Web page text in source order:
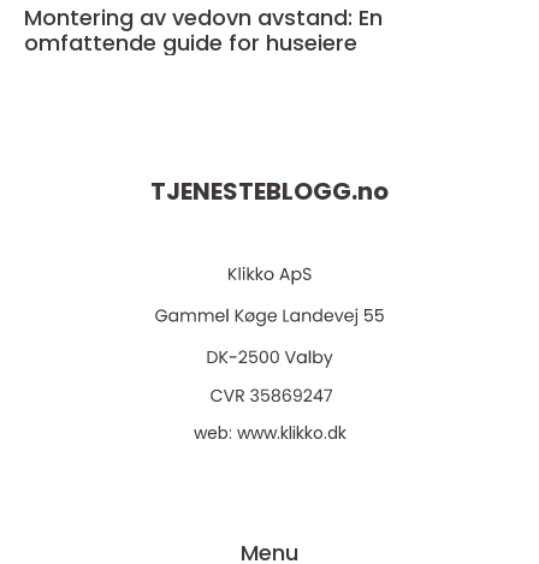
Montering av vedovn avstand: En
omfattende guide for huseiere
TJENESTEBLOGG.no
web: www.klikko.dk
Menu